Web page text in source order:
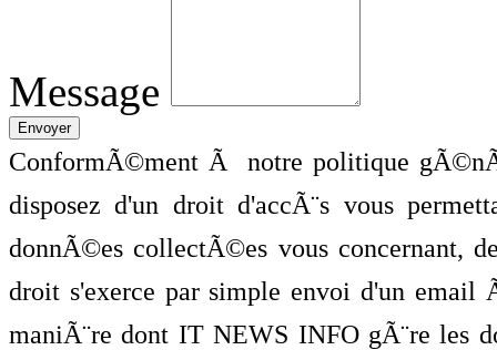
Message
ConformÃ©ment Ã notre politique
disposez d'un droit d'accÃ¨s vous
donnÃ©es collectÃ©es vous concernant,
droit s'exerce par simple envoi d'un
maniÃ¨re dont IT NEWS INFO gÃ¨re les